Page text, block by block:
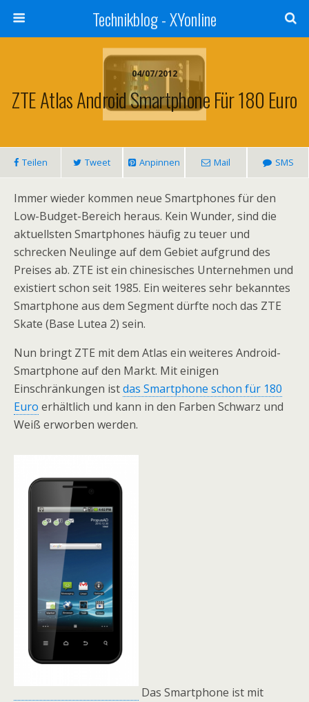
Technikblog - XYonline
04/07/2012
ZTE Atlas Android Smartphone Für 180 Euro
Teilen Tweet Anpinnen Mail SMS
Immer wieder kommen neue Smartphones für den
Low-Budget-Bereich heraus. Kein Wunder, sind die
aktuellsten Smartphones häufig zu teuer und
schrecken Neulinge auf dem Gebiet aufgrund des
Preises ab. ZTE ist ein chinesisches Unternehmen und
existiert schon seit 1985. Ein weiteres sehr bekanntes
Smartphone aus dem Segment dürfte noch das ZTE
Skate (Base Lutea 2) sein.
Nun bringt ZTE mit dem Atlas ein weiteres Android-
Smartphone auf den Markt. Mit einigen
Einschränkungen istdas Smartphone schon für 180
Euro erhältlich und kann in den Farben Schwarz und
Weiß erworben werden.
Das Smartphone ist mit